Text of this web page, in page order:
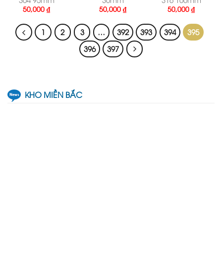
50,000₫ 50,000₫ 50,000₫
1 2 3 … 392 393 394
395
396
397
KHO MIỀN BẮC